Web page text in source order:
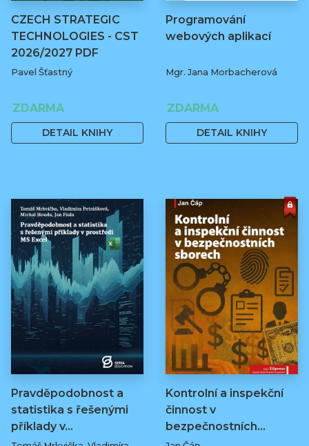
CZECH STRATEGIC
TECHNOLOGIES - CST
2026/2027 PDF
Pavel Šťastný
ZDARMA
DETAIL KNIHY
Programování
webových aplikací
Mgr. Jana Morbacherová
ZDARMA
DETAIL KNIHY
Pravděpodobnost a
statistika s řešenými
příklady v…
Kontrolní a inspekční
činnost v
bezpečnostních…